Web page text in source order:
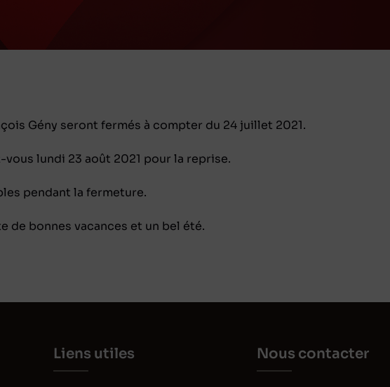
Gény seront fermés à compter du 24 juillet 2021.
lundi 23 août 2021 pour la reprise.
pendant la fermeture.
de bonnes vacances et un bel été.
Liens utiles Nous contacter